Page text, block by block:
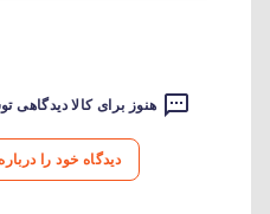
هنوز برای کالا
دیدگاه خود را